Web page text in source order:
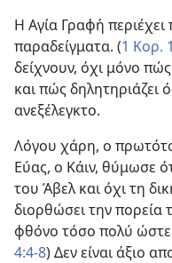
Η Αγία Γραφή
παραδείγματα. (1 Κορ.
δείχνουν, όχι μόνο
και πώς δηλητηριάζει
ανεξέλεγκτο.
Λόγου χάρη, ο
Εύας, ο Κάιν, θύμωσε
του Άβελ και όχι τη
διορθώσει την
φθόνο τόσο πολύ
4:4-8) Δεν είναι άξιο